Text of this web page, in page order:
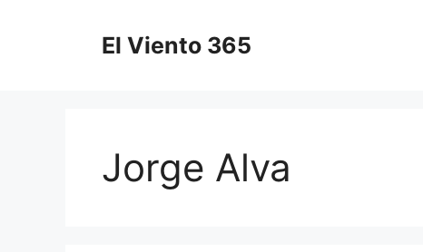
El Viento 365
Jorge Alva